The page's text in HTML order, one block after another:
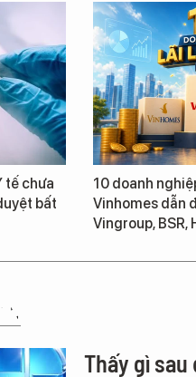
tế chưa
bất
10 doanh
Vinhomes dẫn
Vingroup, BSR,
Thấy gì